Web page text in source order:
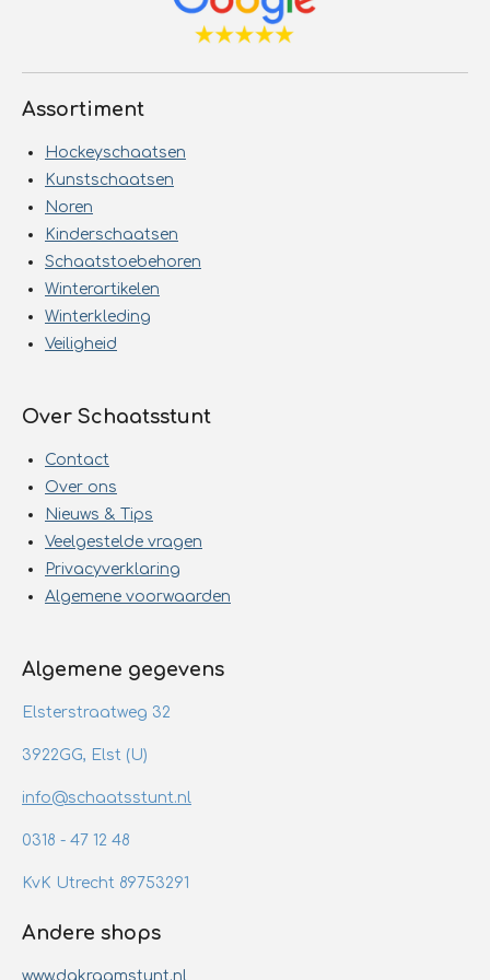
Assortiment
Hockeyschaatsen
Kunstschaatsen
Noren
Kinderschaatsen
Schaatstoebehoren
Winterartikelen
Winterkleding
Veiligheid
Over Schaatsstunt
Contact
Over ons
Nieuws & Tips
Veelgestelde vragen
Privacyverklaring
Algemene voorwaarden
Algemene gegevens
Elsterstraatweg 32
3922GG, Elst (U)
info@schaatsstunt.nl
0318 - 47 12 48
KvK Utrecht 89753291
Andere shops
www.dakraamstunt.nl